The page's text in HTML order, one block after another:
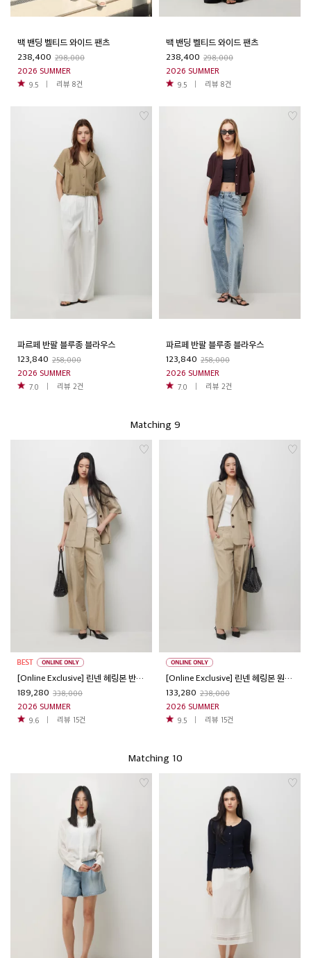
백 밴딩 벨티드 와이드 팬츠
238,400 298,000
2026 SUMMER
9.5 리뷰 8건
백 밴딩 벨티드 와이드 팬츠
238,400 298,000
2026 SUMMER
9.5 리뷰 8건
파르페 반팔 블루종 블라우스
123,840 258,000
2026 SUMMER
7.0 리뷰 2건
파르페 반팔 블루종 블라우스
123,840 258,000
2026 SUMMER
7.0 리뷰 2건
Matching 9
[Online Exclusive] 린넨 헤링본 반팔 자켓
189,280 338,000
2026 SUMMER
9.6 리뷰 15건
[Online Exclusive] 린넨 헤링본 원턱 뒷밴딩 팬츠
133,280 238,000
2026 SUMMER
9.5 리뷰 15건
Matching 10